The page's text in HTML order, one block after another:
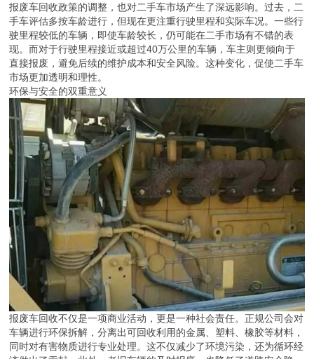
报废车回收政策的调整，也对二手车市场产生了深远影响。过去，二
手车评估多按车龄进行，但现在更注重行驶里程和实际车况。一些行
驶里程较低的车辆，即使车龄较长，仍可能在二手市场有不错的表
现。而对于行驶里程接近或超过40万公里的车辆，车主则更倾向于
直接报废，避免后续的维护成本和安全风险。这种变化，促使二手车
市场更加透明和理性。
环保与安全的双重意义
报废车回收不仅是一项商业活动，更是一种社会责任。正规公司会对
车辆进行环保拆解，分离出可回收利用的金属、塑料、橡胶等材料，
同时对有害物质进行专业处理。这不仅减少了环境污染，还为循环经